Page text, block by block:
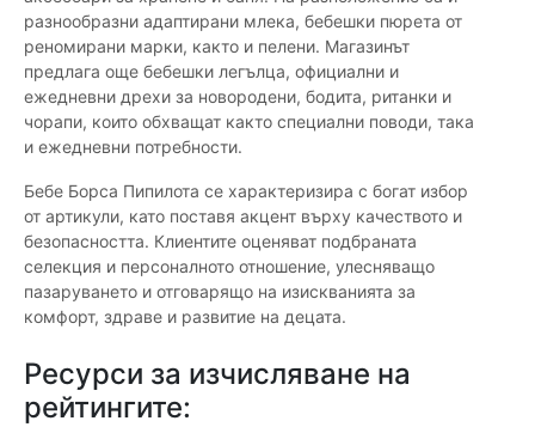
разнообразни адаптирани млека, бебешки пюрета от
реномирани марки, както и пелени. Магазинът
предлага още бебешки легълца, официални и
ежедневни дрехи за новородени, бодита, ританки и
чорапи, които обхващат както специални поводи, така
и ежедневни потребности.
Бебе Борса Пипилота се характеризира с богат избор
от артикули, като поставя акцент върху качеството и
безопасността. Клиентите оценяват подбраната
селекция и персоналното отношение, улесняващо
пазаруването и отговарящо на изискванията за
комфорт, здраве и развитие на децата.
Ресурси за изчисляване на
рейтингите: